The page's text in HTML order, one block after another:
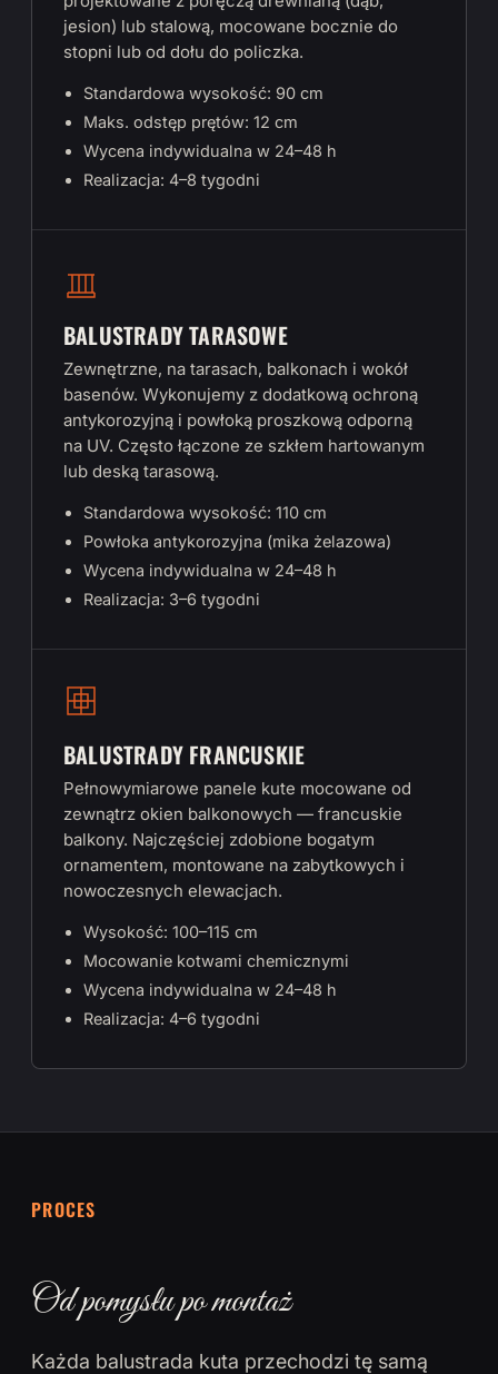
jesion) lub stalową, mocowane bocznie do
stopni lub od dołu do policzka.
Standardowa wysokość: 90 cm
Maks. odstęp prętów: 12 cm
Wycena indywidualna w 24–48 h
Realizacja: 4–8 tygodni
BALUSTRADY TARASOWE
Zewnętrzne, na tarasach, balkonach i wokół
basenów. Wykonujemy z dodatkową ochroną
antykorozyjną i powłoką proszkową odporną
na UV. Często łączone ze szkłem hartowanym
lub deską tarasową.
Standardowa wysokość: 110 cm
Powłoka antykorozyjna (mika żelazowa)
Wycena indywidualna w 24–48 h
Realizacja: 3–6 tygodni
BALUSTRADY FRANCUSKIE
Pełnowymiarowe panele kute mocowane od
zewnątrz okien balkonowych — francuskie
balkony. Najczęściej zdobione bogatym
ornamentem, montowane na zabytkowych i
nowoczesnych elewacjach.
Wysokość: 100–115 cm
Mocowanie kotwami chemicznymi
Wycena indywidualna w 24–48 h
Realizacja: 4–6 tygodni
PROCES
Od pomysłu po montaż
Każda balustrada kuta przechodzi tę samą